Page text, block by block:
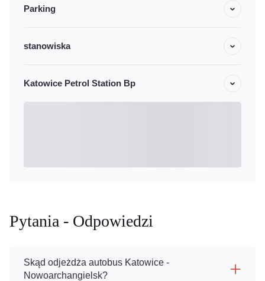
Parking
stanowiska
Katowice Petrol Station Bp
Pytania - Odpowiedzi
Skąd odjeżdża autobus Katowice -
Nowoarchangielsk?